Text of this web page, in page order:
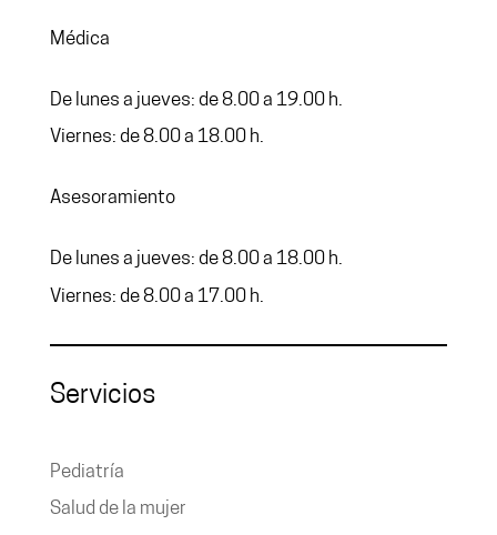
Médica
De lunes a jueves: de 8.00 a 19.00 h.
Viernes: de 8.00 a 18.00 h.
Asesoramiento
De lunes a jueves: de 8.00 a 18.00 h.
Viernes: de 8.00 a 17.00 h.
Servicios
Pediatría
Salud de la mujer